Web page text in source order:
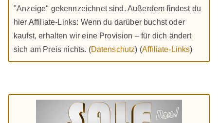
"Anzeige" gekennzeichnet sind. Außerdem findest du
hier Affiliate-Links: Wenn du darüber buchst oder
kaufst, erhalten wir eine Provision – für dich ändert
sich am Preis nichts. (Datenschutz) (Affiliate-Links)